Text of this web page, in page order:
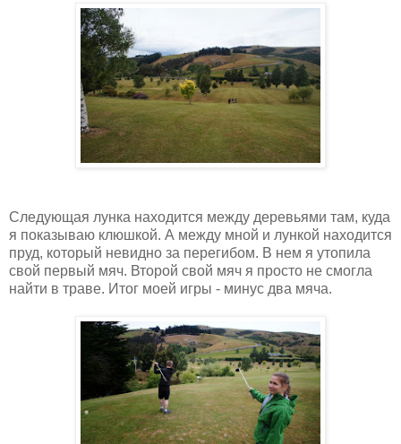
Следующая лунка находится между деревьями там, куда
я показываю клюшкой. А между мной и лункой находится
пруд, который невидно за перегибом. В нем я утопила
свой первый мяч. Второй свой мяч я просто не смогла
найти в траве. Итог моей игры - минус два мяча.